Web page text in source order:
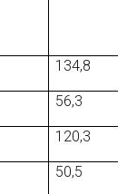
134,8
56,3
120,3
50,5